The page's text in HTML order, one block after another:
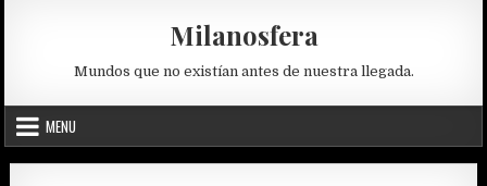
Milanosfera
Mundos que no existían antes de nuestra llegada.
MENU